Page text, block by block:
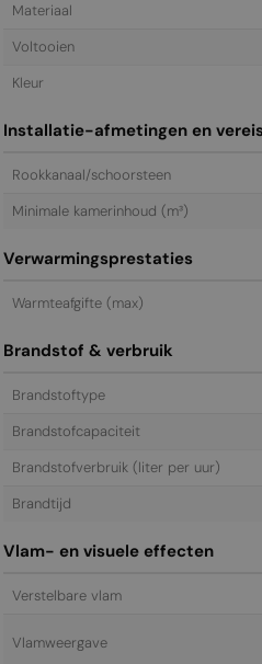
Materiaal
Voltooien
Kleur
Installatie-afmetingen en
Rookkanaal/schoorsteen
Minimale kamerinhoud (m³)
Verwarmingsprestaties
Warmteafgifte (max)
Brandstof & verbruik
Brandstoftype
Brandstofcapaciteit
Brandstofverbruik (liter per uur)
Brandtijd
Vlam- en visuele effecten
Verstelbare vlam
Vlamweergave